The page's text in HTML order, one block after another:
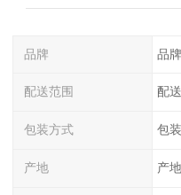
品牌 品牌
配送范围 配
包装方式 包
产地 产地